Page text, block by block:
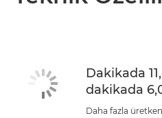
Dakikada
dakikada
Daha fazla